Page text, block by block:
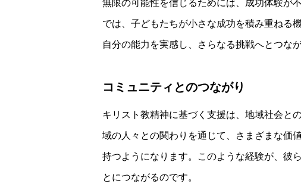
無限の可能性を信じるためには、成功体験が
では、子どもたちが小さな成功を積み重ねる
自分の能力を実感し、さらなる挑戦へとつなが
コミュニティとのつながり
キリスト教精神に基づく支援は、地域社会と
域の人々との関わりを通じて、さまざまな価
持つようになります。このような経験が、彼
とにつながるのです。